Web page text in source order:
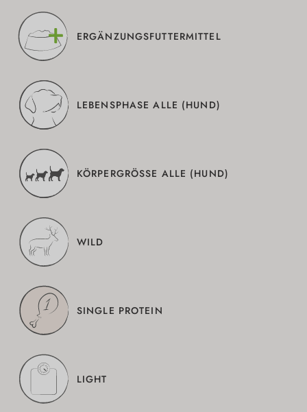
ERGÄNZUNGSFUTTERMITTEL
LEBENSPHASE ALLE (HUND)
KÖRPERGRÖSSE ALLE (HUND)
WILD
SINGLE PROTEIN
LIGHT